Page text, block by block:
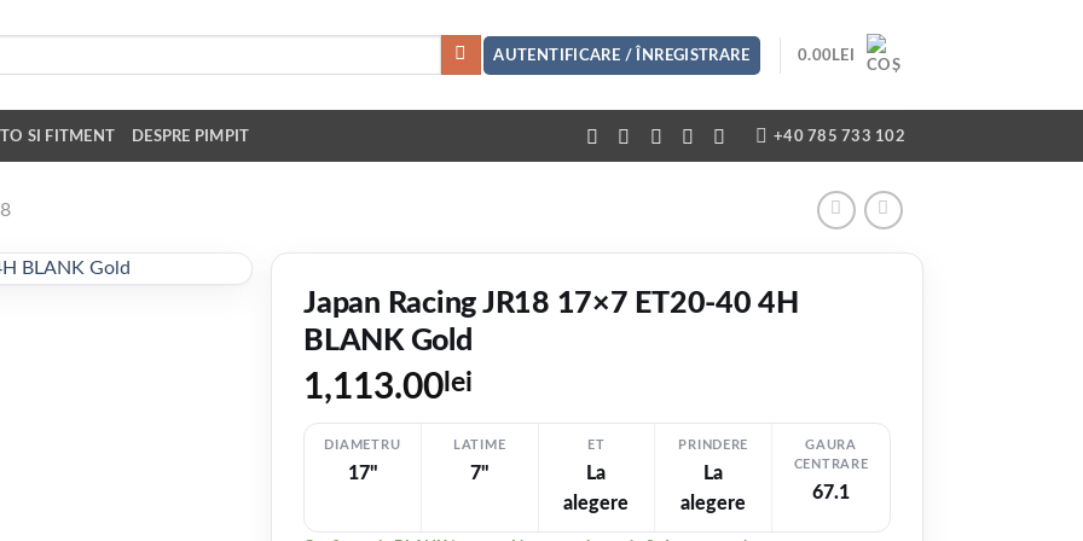
AUTENTIFICARE / ÎNREGISTRARE 0.00 LEI
SI FITMENT DESPRE PIMPIT +40 785 733 102
Japan Racing JR18 17×7 ET20-40 4H
BLANK Gold
1,113.00 lei
DIAMETRU
17"
LATIME
7"
ET
La
alegere
PRINDERE
La
alegere
GAURA
CENTRARE
67.1